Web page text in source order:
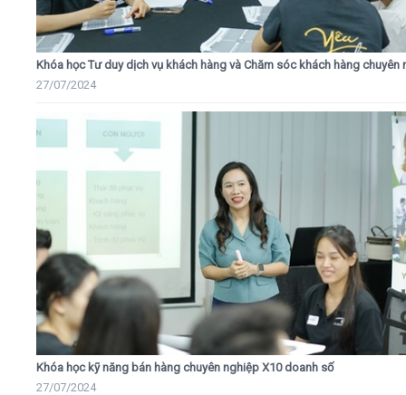
Khóa học Tư duy dịch vụ khách hàng và Chăm sóc khách hàng chuyên
27/07/2024
Khóa học kỹ năng bán hàng chuyên nghiệp X10 doanh số
27/07/2024